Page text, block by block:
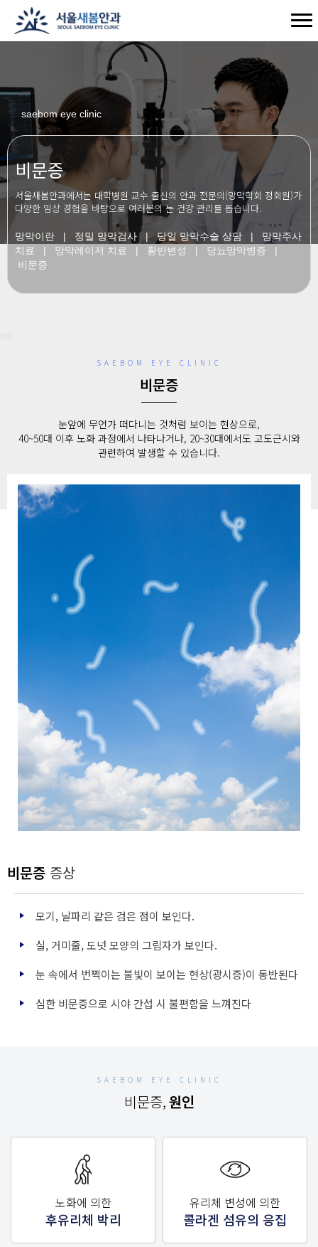
saebom eye clinic
비문증
서울새봄안과에서는 대학병원 교수 출신의 안과 전문의(망막학회 정회원)가
다양한 임상 경험을 바탕으로 여러분의 눈 건강 관리를 돕습니다.
망막이란 | 정밀 망막검사| 당일 망막수술 상담 | 망막주사
치료
| 망막레이저 치료 | 황반변성 | 당뇨망막병증 |
비문증
SAEBOM EYE CLINIC
비문증
눈앞에 무언가 떠다니는 것처럼 보이는 현상으로,
40~50대 이후 노화 과정에서 나타나거나, 20~30대에서도 고도근시와
관련하여 발생할 수 있습니다.
비문증 증상
모기, 날파리 같은 검은 점이 보인다.
실, 거미줄, 도넛 모양의 그림자가 보인다.
눈 속에서 번쩍이는 불빛이 보이는 현상(광시증)이 동반된다
심한 비문증으로 시야 간섭 시 불편함을 느껴진다
SAEBOM EYE CLINIC
비문증,원인
노화에 의한
후유리체 박리
유리체 변성에 의한
콜라겐 섬유의 응집